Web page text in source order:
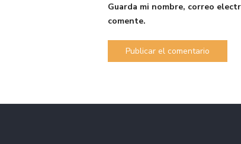
Guarda mi nombre, correo
comente.